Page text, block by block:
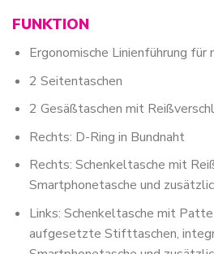
FUNKTION
Ergonomische Linienführung
2 Seitentaschen
2 Gesäßtaschen mit
Rechts: D-Ring in Bundnaht
Rechts: Schenkeltasche mit
Smartphonetasche und
Links: Schenkeltasche mit
aufgesetzte Stifttaschen,